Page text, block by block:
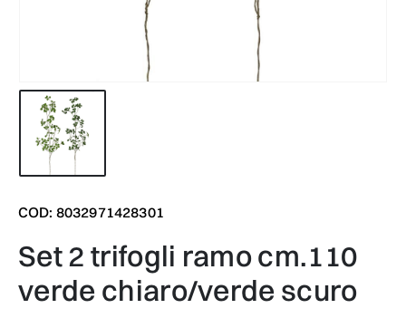
COD: 8032971428301
set 2 trifogli ramo cm.110
verde chiaro/verde scuro